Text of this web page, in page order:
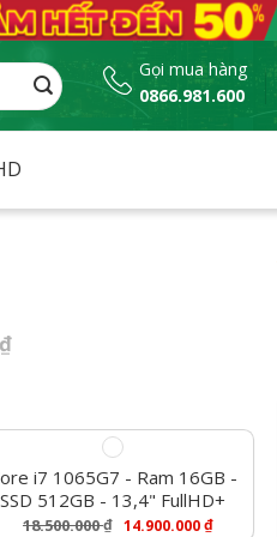
Gọi mua hàng
0866.981.600
₫
i7 1065G7 - Ram 16GB -
SSD 512GB - 13,4" FullHD+
18.500.000₫ 14.900.000₫